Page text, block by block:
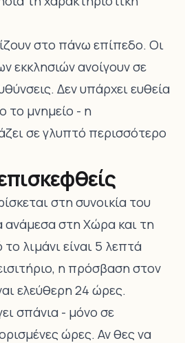
στο πάνω επίπεδο. Οι
εκκλησιών ανοίγουν σε
Δεν υπάρχει ευθεία
το μνημείο - η
σε γλυπτό περισσότερο
στη συνοικία του
ανάμεσα στη Χώρα και τη
λιμάνι είναι 5 λεπτά
η πρόσβαση στον
ελεύθερη 24 ώρες.
σπάνια - μόνο σε
ώρες. Αν θες να